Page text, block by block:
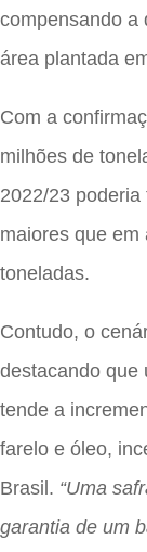
compensando a
área plantada
Com a
milhões de
2022/23
maiores que em
toneladas.
Contudo, o
destacando que
tende a
farelo e óleo,
Brasil. “Uma
garantia de um